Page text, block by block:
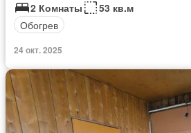
2 Комнаты
53 кв.м
Обогрев
24 окт. 2025